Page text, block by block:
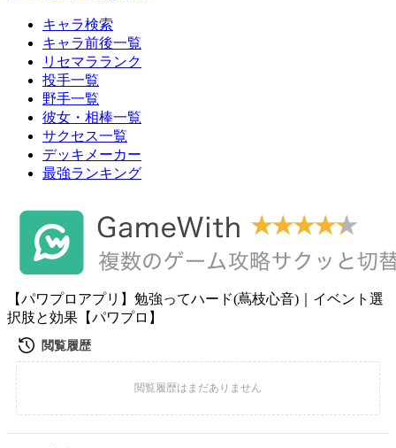
キャラ検索
キャラ前後一覧
リセマラランク
投手一覧
野手一覧
彼女・相棒一覧
サクセス一覧
デッキメーカー
最強ランキング
【パワプロアプリ】勉強ってハード(蔦枝心音)｜イベント選
択肢と効果【パワプロ】